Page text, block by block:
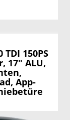
TDI 150PS
17" ALU,
App-